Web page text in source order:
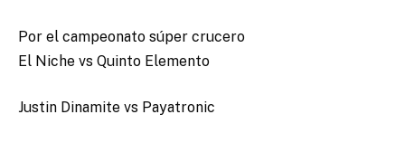
Por el campeonato súper crucero
El Niche vs Quinto Elemento
Justin Dinamite vs Payatronic